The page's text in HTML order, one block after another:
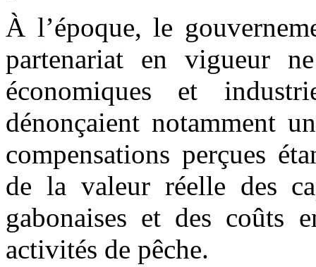
À l’époque, le
partenariat en vigueur
économiques et
dénonçaient notamment
compensations perçues
de la valeur réelle des
gabonaises et des coûts
activités de pêche.